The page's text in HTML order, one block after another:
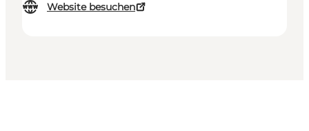
Website besuchen